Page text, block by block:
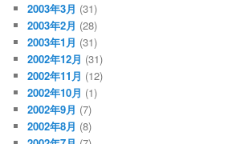
2003年3月 (31)
2003年2月 (28)
2003年1月 (31)
2002年12月 (31)
2002年11月 (12)
2002年10月 (1)
2002年9月 (7)
2002年8月 (8)